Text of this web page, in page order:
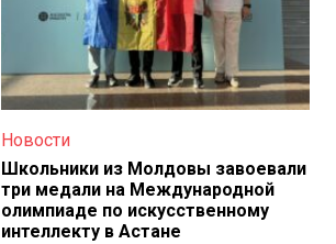
Новости
Школьники из Молдовы завоевали
три медали на Международной
олимпиаде по искусственному
интеллекту в Астане